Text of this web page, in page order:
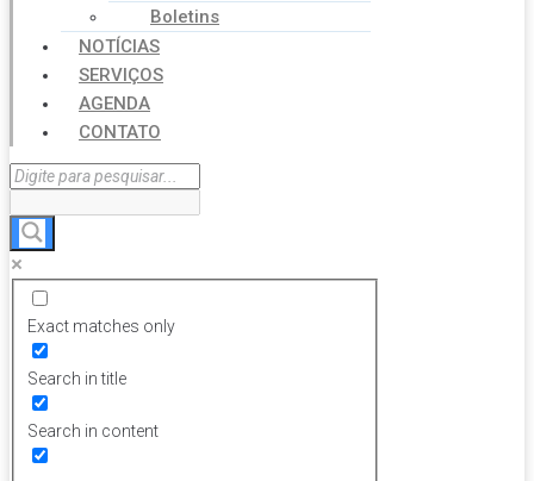
Boletins
NOTÍCIAS
SERVIÇOS
AGENDA
CONTATO
Exact matches only
Search in title
Search in content